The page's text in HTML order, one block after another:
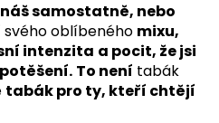
samostatně, nebo
svého oblíbeného mixu,
intenzita a pocit, že jsi
To není tabák
tabák pro ty, kteří chtějí